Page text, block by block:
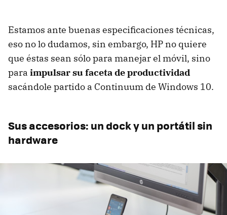
Estamos ante buenas especificaciones técnicas,
eso no lo dudamos, sin embargo, HP no quiere
que éstas sean sólo para manejar el móvil, sino
para impulsar su faceta de productividad
sacándole partido a Continuum de Windows 10.
Sus accesorios: un dock y un portátil sin
hardware